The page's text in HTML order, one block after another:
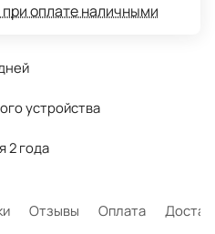
оплате наличными
устройства
2 года
Отзывы Оплата